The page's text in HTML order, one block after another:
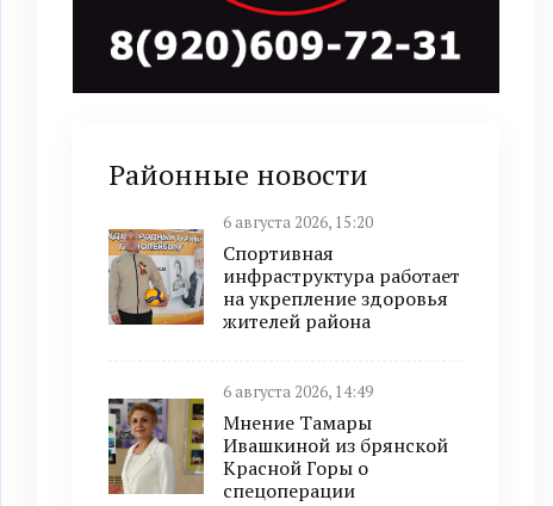
Районные новости
6 августа 2026, 15:20
Спортивная
инфраструктура работает
на укрепление здоровья
жителей района
6 августа 2026, 14:49
Мнение Тамары
Ивашкиной из брянской
Красной Горы о
спецоперации